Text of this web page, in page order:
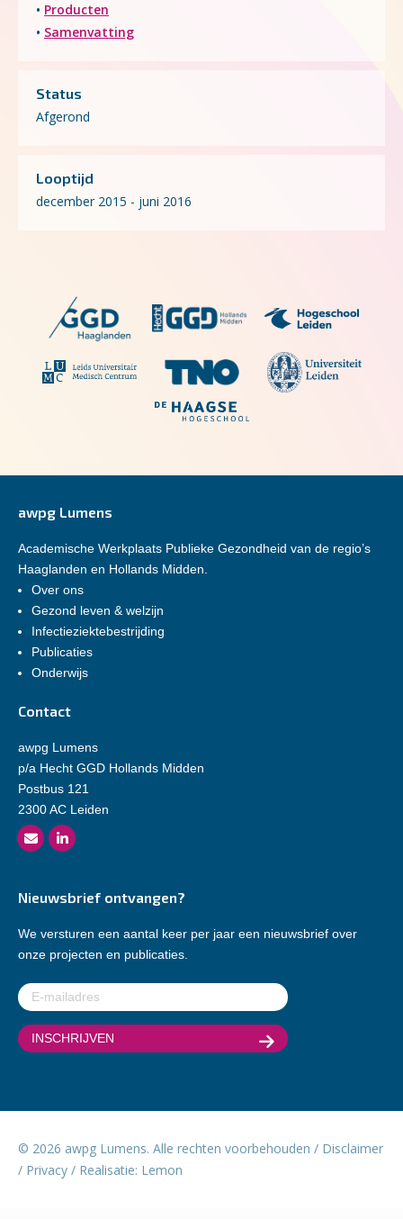
• Producten
• Samenvatting
Status
Afgerond
Looptijd
december 2015 - juni 2016
awpg Lumens
Academische Werkplaats Publieke Gezondheid van de regio’s
Haaglanden en Hollands Midden.
Over ons
Gezond leven & welzijn
Infectieziektebestrijding
Publicaties
Onderwijs
Contact
awpg Lumens
p/a Hecht GGD Hollands Midden
Postbus 121
2300 AC Leiden
Nieuwsbrief ontvangen?
We versturen een aantal keer per jaar een nieuwsbrief over
onze projecten en publicaties.
E-
mailadres(Vereist)
© 2026 awpg Lumens. Alle rechten voorbehouden / Disclaimer
/ Privacy / Realisatie: Lemon